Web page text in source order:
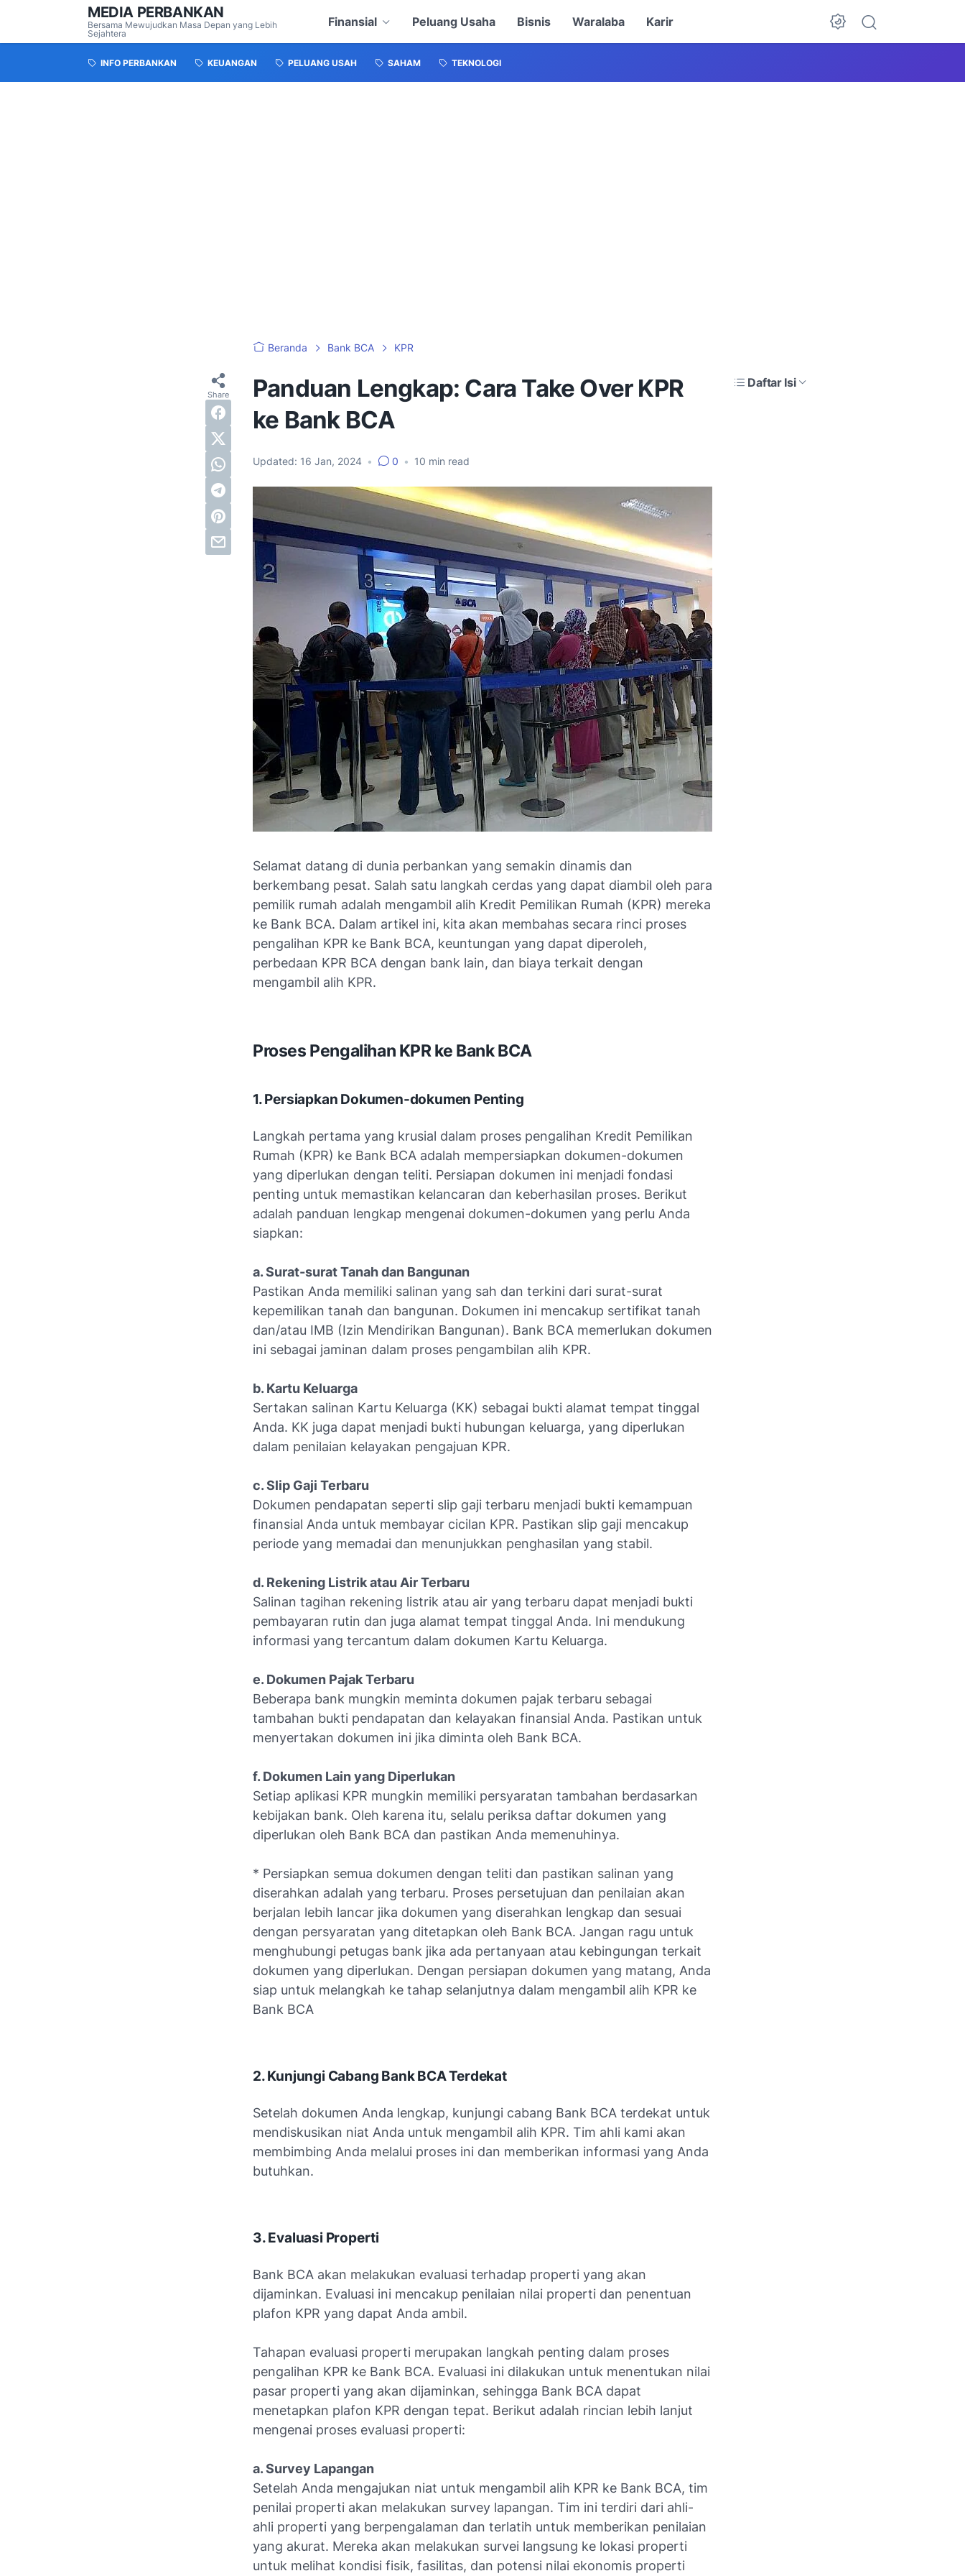
MEDIA PERBANKAN
Bersama Mewujudkan Masa Depan yang Lebih
Sejahtera
Finansial Peluang Usaha Bisnis Waralaba Karir
INFO PERBANKAN KEUANGAN PELUANG USAH SAHAM TEKNOLOGI
Beranda Bank BCA KPR
Panduan Lengkap: Cara Take Over KPR
ke Bank BCA
Updated: 16 Jan, 2024 • 0 • 10 min read
Daftar Isi
Selamat datang di dunia perbankan yang semakin dinamis dan
berkembang pesat. Salah satu langkah cerdas yang dapat diambil oleh para
pemilik rumah adalah mengambil alih Kredit Pemilikan Rumah (KPR) mereka
ke Bank BCA. Dalam artikel ini, kita akan membahas secara rinci proses
pengalihan KPR ke Bank BCA, keuntungan yang dapat diperoleh,
perbedaan KPR BCA dengan bank lain, dan biaya terkait dengan
mengambil alih KPR.
Proses Pengalihan KPR ke Bank BCA
1. Persiapkan Dokumen-dokumen Penting
Langkah pertama yang krusial dalam proses pengalihan Kredit Pemilikan
Rumah (KPR) ke Bank BCA adalah mempersiapkan dokumen-dokumen
yang diperlukan dengan teliti. Persiapan dokumen ini menjadi fondasi
penting untuk memastikan kelancaran dan keberhasilan proses. Berikut
adalah panduan lengkap mengenai dokumen-dokumen yang perlu Anda
siapkan:
a. Surat-surat Tanah dan Bangunan
Pastikan Anda memiliki salinan yang sah dan terkini dari surat-surat
kepemilikan tanah dan bangunan. Dokumen ini mencakup sertifikat tanah
dan/atau IMB (Izin Mendirikan Bangunan). Bank BCA memerlukan dokumen
ini sebagai jaminan dalam proses pengambilan alih KPR.
b. Kartu Keluarga
Sertakan salinan Kartu Keluarga (KK) sebagai bukti alamat tempat tinggal
Anda. KK juga dapat menjadi bukti hubungan keluarga, yang diperlukan
dalam penilaian kelayakan pengajuan KPR.
c. Slip Gaji Terbaru
Dokumen pendapatan seperti slip gaji terbaru menjadi bukti kemampuan
finansial Anda untuk membayar cicilan KPR. Pastikan slip gaji mencakup
periode yang memadai dan menunjukkan penghasilan yang stabil.
d. Rekening Listrik atau Air Terbaru
Salinan tagihan rekening listrik atau air yang terbaru dapat menjadi bukti
pembayaran rutin dan juga alamat tempat tinggal Anda. Ini mendukung
informasi yang tercantum dalam dokumen Kartu Keluarga.
e. Dokumen Pajak Terbaru
Beberapa bank mungkin meminta dokumen pajak terbaru sebagai
tambahan bukti pendapatan dan kelayakan finansial Anda. Pastikan untuk
menyertakan dokumen ini jika diminta oleh Bank BCA.
f. Dokumen Lain yang Diperlukan
Setiap aplikasi KPR mungkin memiliki persyaratan tambahan berdasarkan
kebijakan bank. Oleh karena itu, selalu periksa daftar dokumen yang
diperlukan oleh Bank BCA dan pastikan Anda memenuhinya.
* Persiapkan semua dokumen dengan teliti dan pastikan salinan yang
diserahkan adalah yang terbaru. Proses persetujuan dan penilaian akan
berjalan lebih lancar jika dokumen yang diserahkan lengkap dan sesuai
dengan persyaratan yang ditetapkan oleh Bank BCA. Jangan ragu untuk
menghubungi petugas bank jika ada pertanyaan atau kebingungan terkait
dokumen yang diperlukan. Dengan persiapan dokumen yang matang, Anda
siap untuk melangkah ke tahap selanjutnya dalam mengambil alih KPR ke
Bank BCA
2. Kunjungi Cabang Bank BCA Terdekat
Setelah dokumen Anda lengkap, kunjungi cabang Bank BCA terdekat untuk
mendiskusikan niat Anda untuk mengambil alih KPR. Tim ahli kami akan
membimbing Anda melalui proses ini dan memberikan informasi yang Anda
butuhkan.
3. Evaluasi Properti
Bank BCA akan melakukan evaluasi terhadap properti yang akan
dijaminkan. Evaluasi ini mencakup penilaian nilai properti dan penentuan
plafon KPR yang dapat Anda ambil.
Tahapan evaluasi properti merupakan langkah penting dalam proses
pengalihan KPR ke Bank BCA. Evaluasi ini dilakukan untuk menentukan nilai
pasar properti yang akan dijaminkan, sehingga Bank BCA dapat
menetapkan plafon KPR dengan tepat. Berikut adalah rincian lebih lanjut
mengenai proses evaluasi properti:
a. Survey Lapangan
Setelah Anda mengajukan niat untuk mengambil alih KPR ke Bank BCA, tim
penilai properti akan melakukan survey lapangan. Tim ini terdiri dari ahli-
ahli properti yang berpengalaman dan terlatih untuk memberikan penilaian
yang akurat. Mereka akan melakukan survei langsung ke lokasi properti
untuk melihat kondisi fisik, fasilitas, dan potensi nilai ekonomis properti